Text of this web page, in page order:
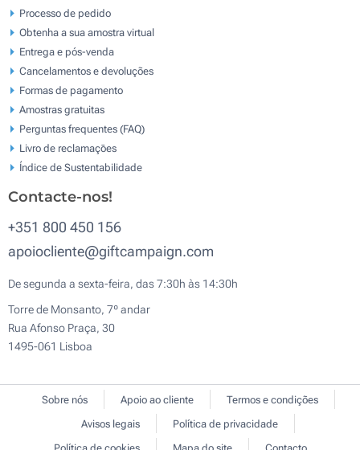
Processo de pedido
Obtenha a sua amostra virtual
Entrega e pós-venda
Cancelamentos e devoluções
Formas de pagamento
Amostras gratuitas
Perguntas frequentes (FAQ)
Livro de reclamaçōes
Índice de Sustentabilidade
Contacte-nos!
+351 800 450 156
apoiocliente@giftcampaign.com
De segunda a sexta-feira, das 7:30h às 14:30h
Torre de Monsanto, 7º andar
Rua Afonso Praça, 30
1495-061 Lisboa
Sobre nós Apoio ao cliente
Termos e condições
Avisos legais
Política de privacidade